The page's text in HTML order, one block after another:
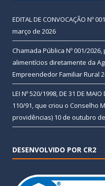
EDITAL DE CONVOCAÇÃO Nº
março de 2026
Chamada Pública Nº 001/
alimentícios diretamente da
Empreendedor Familiar Rural
LEI Nº 520/1998, DE 31 DE
110/91, que criou o Conselho
providências) 10 de outubro
DESENVOLVIDO POR CR2